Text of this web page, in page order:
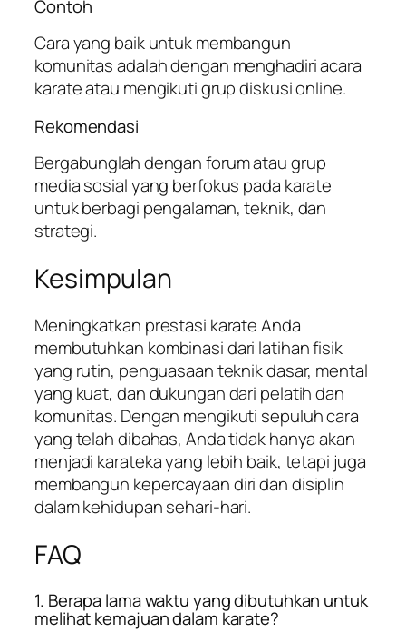
Contoh
Cara yang baik untuk membangun
komunitas adalah dengan menghadiri acara
karate atau mengikuti grup diskusi online.
Rekomendasi
Bergabunglah dengan forum atau grup
media sosial yang berfokus pada karate
untuk berbagi pengalaman, teknik, dan
strategi.
Kesimpulan
Meningkatkan prestasi karate Anda
membutuhkan kombinasi dari latihan fisik
yang rutin, penguasaan teknik dasar, mental
yang kuat, dan dukungan dari pelatih dan
komunitas. Dengan mengikuti sepuluh cara
yang telah dibahas, Anda tidak hanya akan
menjadi karateka yang lebih baik, tetapi juga
membangun kepercayaan diri dan disiplin
dalam kehidupan sehari-hari.
FAQ
1. Berapa lama waktu yang dibutuhkan untuk
melihat kemajuan dalam karate?